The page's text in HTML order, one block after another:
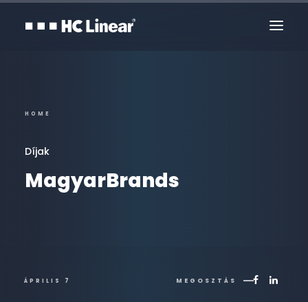
HOME
Díjak
MagyarBrands
ÁPRILIS 7 MEGOSZTÁS